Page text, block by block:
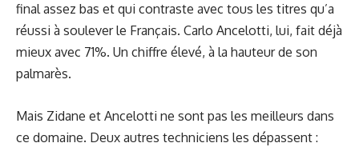
final assez bas et qui contraste avec tous les titres qu’a
réussi à soulever le Français. Carlo Ancelotti, lui, fait déjà
mieux avec 71%. Un chiffre élevé, à la hauteur de son
palmarès.
Mais Zidane et Ancelotti ne sont pas les meilleurs dans
ce domaine. Deux autres techniciens les dépassent :